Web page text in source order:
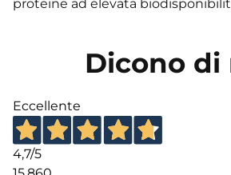
proteine ad elevata
Dicono di
Eccellente
4,7/5